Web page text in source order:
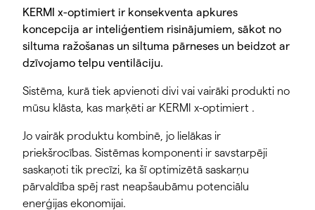
KERMI x-optimiert ir konsekventa apkures
koncepcija ar inteliģentiem risinājumiem, sākot no
siltuma ražošanas un siltuma pārneses un beidzot ar
dzīvojamo telpu ventilāciju.
Sistēma, kurā tiek apvienoti divi vai vairāki produkti no
mūsu klāsta, kas marķēti ar KERMI x-optimiert .
Jo vairāk produktu kombinē, jo lielākas ir
priekšrocības. Sistēmas komponenti ir savstarpēji
saskaņoti tik precīzi, ka šī optimizētā saskarņu
pārvaldība spēj rast neapšaubāmu potenciālu
enerģijas ekonomijai.